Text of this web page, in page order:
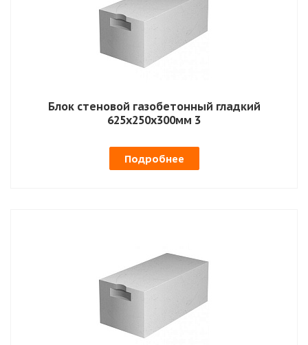
Блок стеновой газобетонный гладкий
625х250х300мм 3
Подробнее